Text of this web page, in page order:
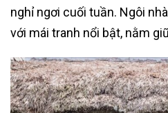
nghỉ ngơi cuối tuần. Ngôi
với mái tranh nổi bật, nằm